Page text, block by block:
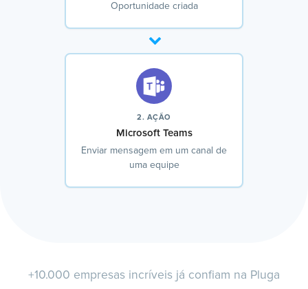
Oportunidade criada
2. AÇÃO
Microsoft Teams
Enviar mensagem em um canal de
uma equipe
+10.000 empresas incríveis já confiam na Pluga